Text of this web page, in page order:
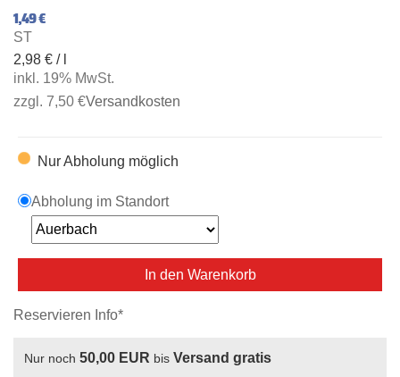
1,49 €
ST
2,98 € / l
inkl. 19% MwSt.
zzgl. 7,50 €Versandkosten
Nur Abholung möglich
Abholung im Standort
In den Warenkorb
Reservieren Info*
Nur noch 50,00 EUR bis Versand gratis